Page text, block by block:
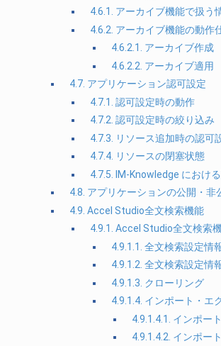
4.6.1. アーカイブ機能で扱う
4.6.2. アーカイブ機能の動作
4.6.2.1. アーカイブ作成
4.6.2.2. アーカイブ適用
4.7. アプリケーション認可設定
4.7.1. 認可設定時の動作
4.7.2. 認可設定時の絞り込み
4.7.3. リソース追加時の認可
4.7.4. リソースの閉塞状態
4.7.5. IM-Knowledge におけ
4.8. アプリケーションの公開・非
4.9. Accel Studio全文検索機能
4.9.1. Accel Studio全文検索
4.9.1.1. 全文検索設定情
4.9.1.2. 全文検索設定情
4.9.1.3. クローリング
4.9.1.4. インポート・エ
4.9.1.4.1. インポー
4.9.1.4.2. インポー